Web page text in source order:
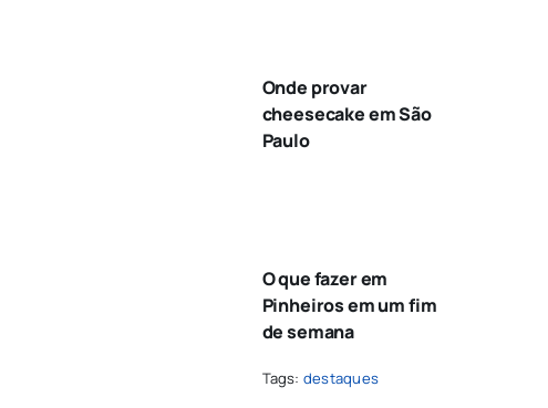
Onde provar
cheesecake em São
Paulo
O que fazer em
Pinheiros em um fim
de semana
Tags: destaques